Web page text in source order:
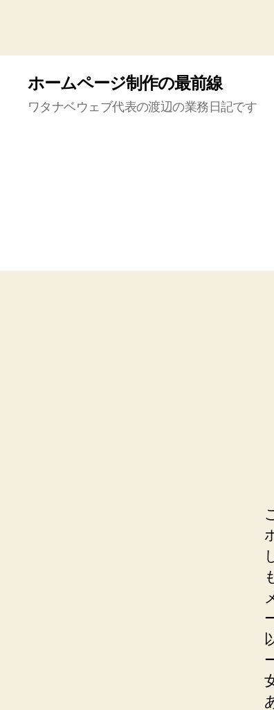
ホームページ制作の最前線
ワタナベウェブ代表の渡辺の業務日記です